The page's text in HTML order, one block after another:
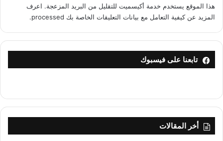
هذا الموقع يستخدم خدمة أكيسميت للتقليل من البريد المزعجة. اعرف
المزيد عن كيفية التعامل مع بيانات التعليقات الخاصة بك processed
.
تابعنا على فيسبوك
أخر المقالات